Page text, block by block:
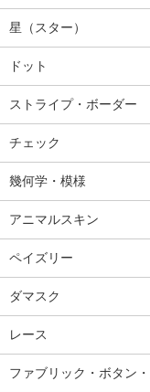
星（スター）
ドット
ストライプ・ボーダー
チェック
幾何学・模様
アニマルスキン
ペイズリー
ダマスク
レース
ファブリック・ボタン